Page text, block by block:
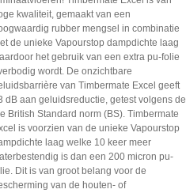
kwaliteit, gemaakt van een
rubber mengsel in combinatie
de unieke Vapourstop dampdichte laag
het gebruik van een extra pu-folie
wordt. De onzichtbare
van Timbermate Excel geeft
dB aan geluidsreductie, getest volgens de
British Standard norm (BS). Timbermate
is voorzien van de unieke Vapourstop
laag welke 10 keer meer
is dan een 200 micron pu-
Dit is van groot belang voor de
van de houten- of